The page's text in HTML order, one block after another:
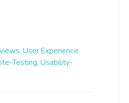
User Experience,
Testing, Usability-